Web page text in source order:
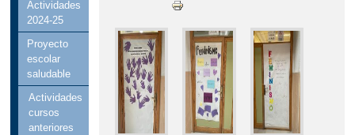
Actividades
2024-25
Proyecto
escolar
saludable
Actividades
cursos
anteriores